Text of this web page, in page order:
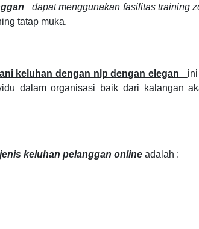
dapat menggunakan fasilitas training
tatap muka.
keluhan dengan nlp dengan elegan
dalam organisasi baik dari kalangan
keluhan pelanggan online adalah :